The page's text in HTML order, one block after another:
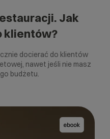
Jak
klientów?
docierać do klientów
nawet jeśli nie masz
budżetu.